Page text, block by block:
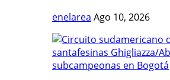
enelarea Ago 10, 2026